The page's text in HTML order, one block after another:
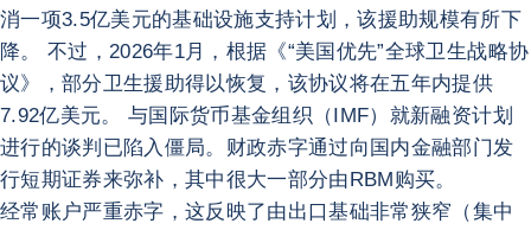
消一项3.5亿美元的基础设施支持计划，该援助规模有所下
降。 不过，2026年1月，根据《“美国优先”全球卫生战略协
议》，部分卫生援助得以恢复，该协议将在五年内提供
7.92亿美元。 与国际货币基金组织（IMF）就新融资计划
进行的谈判已陷入僵局。财政赤字通过向国内金融部门发
行短期证券来弥补，其中很大一部分由RBM购买。
经常账户严重赤字，这反映了由出口基础非常狭窄（集中